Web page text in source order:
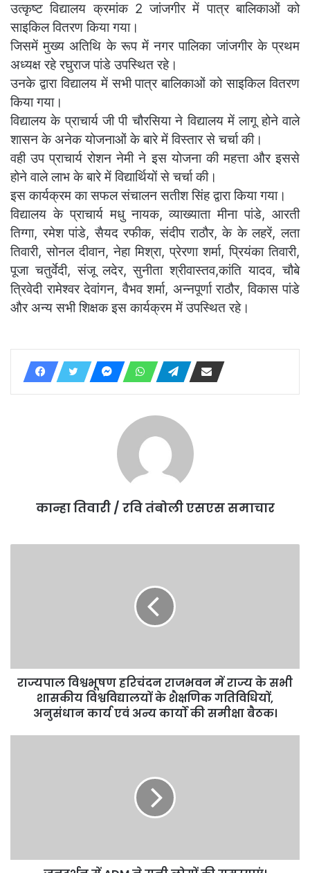
उत्कृष्ट विद्यालय क्रमांक 2 जांजगीर में पात्र बालिकाओं को
साइकिल वितरण किया गया।
जिसमें मुख्य अतिथि के रूप में नगर पालिका जांजगीर के प्रथम
अध्यक्ष रहे रघुराज पांडे उपस्थित रहे।
उनके द्वारा विद्यालय में सभी पात्र बालिकाओं को साइकिल वितरण
किया गया।
विद्यालय के प्राचार्य जी पी चौरसिया ने विद्यालय में लागू होने वाले
शासन के अनेक योजनाओं के बारे में विस्तार से चर्चा की।
वही उप प्राचार्य रोशन नेमी ने इस योजना की महत्ता और इससे
होने वाले लाभ के बारे में विद्यार्थियों से चर्चा की।
इस कार्यक्रम का सफल संचालन सतीश सिंह द्वारा किया गया।
विद्यालय के प्राचार्य मधु नायक, व्याख्याता मीना पांडे, आरती
तिग्गा, रमेश पांडे, सैयद रफीक, संदीप राठौर, के के लहरें, लता
तिवारी, सोनल दीवान, नेहा मिश्रा, प्रेरणा शर्मा, प्रियंका तिवारी,
पूजा चतुर्वेदी, संजू लदेर, सुनीता श्रीवास्तव,कांति यादव, चौबे
त्रिवेदी रामेश्वर देवांगन, वैभव शर्मा, अन्नपूर्णा राठौर, विकास पांडे
और अन्य सभी शिक्षक इस कार्यक्रम में उपस्थित रहे।
कान्हा तिवारी / रवि तंबोली एसएस समाचार
राज्यपाल विश्वभूषण हरिचंदन राजभवन में राज्य के सभी
शासकीय विश्वविद्यालयों के शैक्षणिक गतिविधियों,
अनुसंधान कार्य एवं अन्य कार्यो की समीक्षा बैठक।